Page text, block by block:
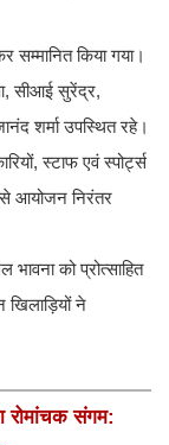
सम्मानित किया गया।
सीआई सुरेंद्र,
शर्मा उपस्थित रहे।
स्टाफ एवं स्पोर्ट्स
आयोजन निरंतर
भावना को प्रोत्साहित
खिलाड़ियों ने
रोमांचक संगम: